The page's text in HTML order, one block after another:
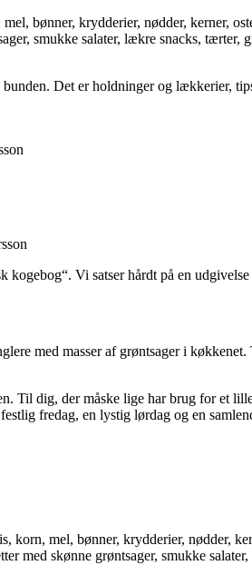
bønner, krydderier, nødder, kerner,
smukke salater, lækre snacks, tærter,
Det er holdninger og lækkerier,
Vi satser hårdt på en
med masser af grøntsager i
Til dig, der måske lige har brug for et
fredag, en lystig lørdag og en
mel, bønner, krydderier, nødder,
med skønne grøntsager, smukke